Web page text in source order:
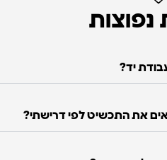
יד?
את התכשיט לפי דרישתי?